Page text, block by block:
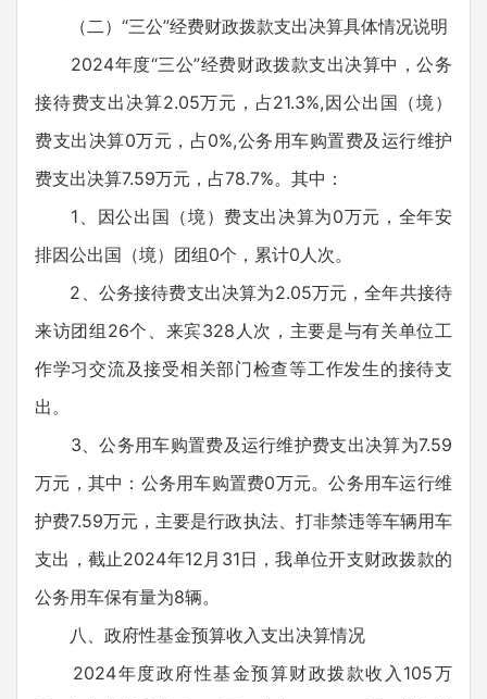
（二）“三公”经费财政拨款支出决算具体情况说明
2024年度“三公”经费财政拨款支出决算中，公务
接待费支出决算2.05万元，占21.3%,因公出国（境）
费支出决算0万元，占0%,公务用车购置费及运行维护
费支出决算7.59万元，占78.7%。其中：
1、因公出国（境）费支出决算为0万元，全年安
排因公出国（境）团组0个，累计0人次。
2、公务接待费支出决算为2.05万元，全年共接待
来访团组26个、来宾328人次，主要是与有关单位工
作学习交流及接受相关部门检查等工作发生的接待支
出。
3、公务用车购置费及运行维护费支出决算为7.59
万元，其中：公务用车购置费0万元。公务用车运行维
护费7.59万元，主要是行政执法、打非禁违等车辆用车
支出，截止2024年12月31日，我单位开支财政拨款的
公务用车保有量为8辆。
八、政府性基金预算收入支出决算情况
2024年度政府性基金预算财政拨款收入105万